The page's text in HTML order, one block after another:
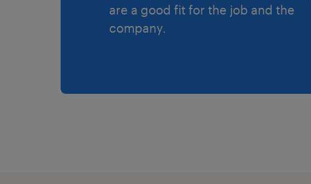
are a good fit for the job and the
company.